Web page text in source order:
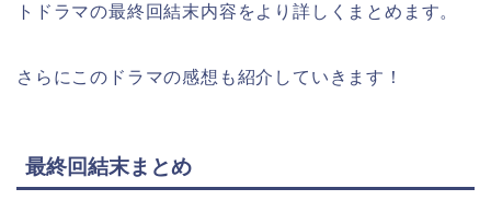
トドラマの最終回結末内容をより詳しくまとめます。
さらにこのドラマの感想も紹介していきます！
最終回結末まとめ